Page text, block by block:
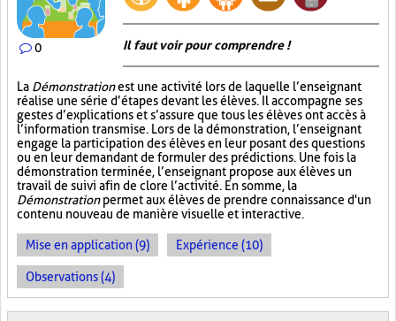
0 Il faut voir pour comprendre !
La Démonstrationest une activité lors de laquelle l’enseignant
réalise une série d’étapes devant les élèves. Il accompagne ses
gestes d’explications et s’assure que tous les élèves ont accès à
l’information transmise. Lors de la démonstration, l’enseignant
engage la participation des élèves en leur posant des questions
ou en leur demandant de formuler des prédictions. Une fois la
démonstration terminée, l’enseignant propose aux élèves un
travail de suivi afin de clore l’activité. En somme, la
Démonstrationpermet aux élèves de prendre connaissance d'un
contenu nouveau de manière visuelle et interactive.
Mise en application (9) Expérience (10)
Observations (4)